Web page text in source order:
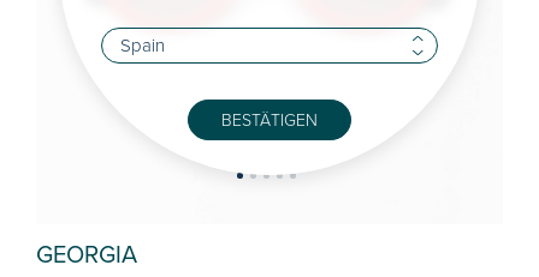
GEORGIA
BESTÄTIGEN